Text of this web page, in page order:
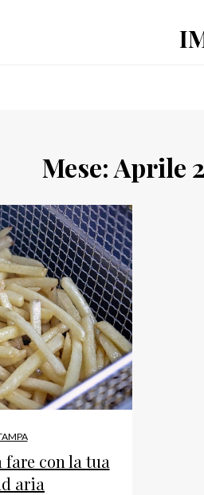
Mese:Aprile
con la tua
aria